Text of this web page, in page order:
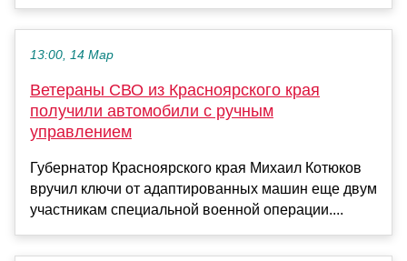
13:00, 14 Мар
Ветераны СВО из Красноярского края
получили автомобили с ручным
управлением
Губернатор Красноярского края Михаил Котюков
вручил ключи от адаптированных машин еще двум
участникам специальной военной операции....